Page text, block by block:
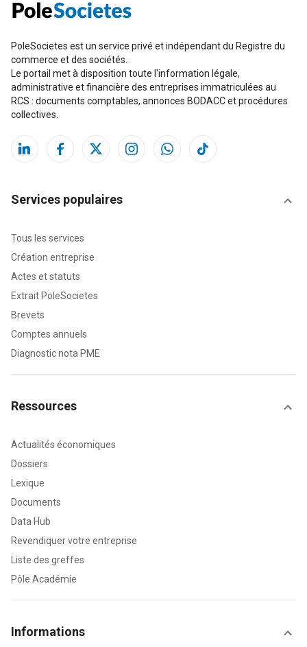
PoleSocietes est un service privé et indépendant du Registre du
commerce et des sociétés.
Le portail met à disposition toute l'information légale,
administrative et financière des entreprises immatriculées au
RCS : documents comptables, annonces BODACC et procédures
collectives.
Services populaires
Tous les services
Création entreprise
Actes et statuts
Extrait PoleSocietes
Brevets
Comptes annuels
Diagnostic nota PME
Ressources
Actualités économiques
Dossiers
Lexique
Documents
Data Hub
Revendiquer votre entreprise
Liste des greffes
Pôle Académie
Informations